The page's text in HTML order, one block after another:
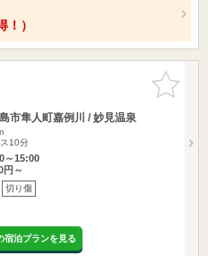
）
お気に入
りに追加
市隼人町嘉例川 / 妙見温泉
10分
～15:00
円～
切り傷
宿泊プランを見る